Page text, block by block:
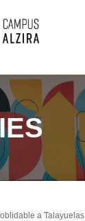
a Talayuelas